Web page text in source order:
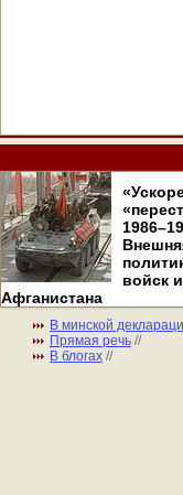
войск
Афганистана
В минской
Прямая речь //
В блогах //